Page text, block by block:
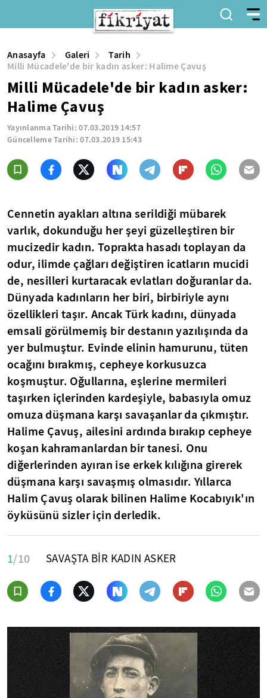
Anasayfa Galeri
Tarih
Milli Mücadele'de bir kadın asker: Halime Çavuş
Milli Mücadele'de bir kadın asker:
Halime Çavuş
Yayınlanma Tarihi:07.03.2019 14:57
Güncelleme Tarihi:07.03.2019 15:43
Cennetin ayakları altına serildiği mübarek
varlık, dokunduğu her şeyi güzelleştiren bir
mucizedir kadın. Toprakta hasadı toplayan da
odur, ilimde çağları değiştiren icatların mucidi
de, nesilleri kurtaracak evlatları doğuranlar da.
Dünyada kadınların her biri, birbiriyle aynı
özellikleri taşır. Ancak Türk kadını, dünyada
emsali görülmemiş bir destanın yazılışında da
yer bulmuştur. Evinde elinin hamurunu, tüten
ocağını bırakmış, cepheye korkusuzca
koşmuştur. Oğullarına, eşlerine mermileri
taşırken içlerinden kardeşiyle, babasıyla omuz
omuza düşmana karşı savaşanlar da çıkmıştır.
Halime Çavuş, ailesini ardında bırakıp cepheye
koşan kahramanlardan bir tanesi. Onu
diğerlerinden ayıran ise erkek kılığına girerek
düşmana karşı savaşmış olmasıdır. Yıllarca
Halim Çavuş olarak bilinen Halime Kocabıyık'ın
öyküsünü sizler için derledik.
1/10 SAVAŞTA BİR KADIN ASKER